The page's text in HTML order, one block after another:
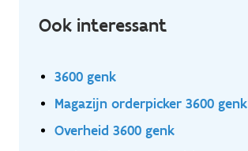
Ook interessant
3600 genk
Magazijn orderpicker 3600 genk
Overheid 3600 genk